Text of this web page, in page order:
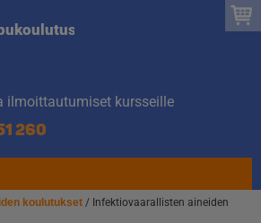
Suomen
ilmoittautumiset kursseille
260
koulutukset / Infektiovaarallisten aineiden